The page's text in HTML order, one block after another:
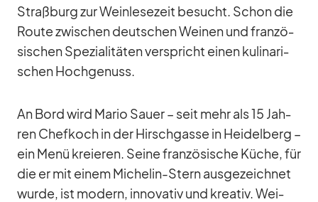
Straß­burg zur Wein­le­se­zeit be­sucht. Schon die
Route zwi­schen deut­schen Wei­nen und fran­zö­
si­schen Spe­zia­li­tä­ten ver­spricht ei­nen ku­li­na­ri­
schen Hoch­ge­nuss.
An Bord wird Ma­rio Sauer – seit mehr als 15 Jah­
ren Chef­koch in der Hirsch­gasse in Hei­del­berg –
ein Menü kre­ieren. Seine fran­zö­si­sche Kü­che, für
die er mit ei­nem Mi­che­lin-Stern aus­ge­zeich­net
wurde, ist mo­dern, in­no­va­tiv und krea­tiv. Wei­